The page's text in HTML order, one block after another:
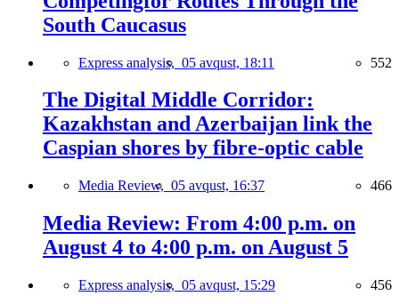
South Caucasus
Express analysis, 05 avqust, 18:11 552
The Digital Middle Corridor:
Kazakhstan and Azerbaijan link the
Caspian shores by fibre-optic cable
Media Review, 05 avqust, 16:37 466
Media Review: From 4:00 p.m. on
August 4 to 4:00 p.m. on August 5
Express analysis, 05 avqust, 15:29 456